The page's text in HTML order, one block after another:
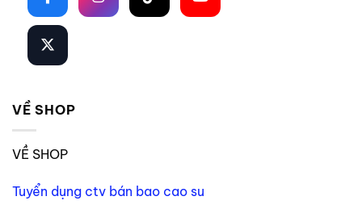
VỀ SHOP
VỀ SHOP
Tuyển dụng ctv bán bao cao su